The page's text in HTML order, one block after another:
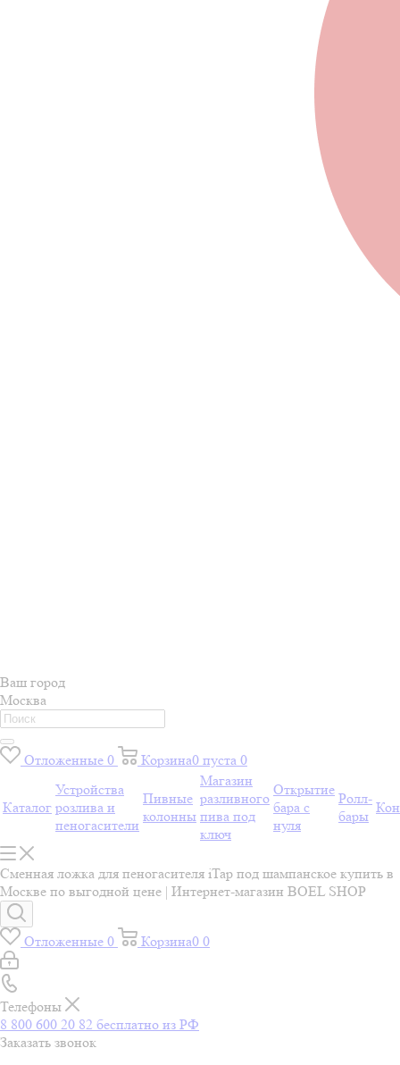
Ваш город
Москва
Отложенные 0 Корзина0 пуста 0
Каталог
Устройства
розлива и
пеногасители
Пивные
колонны
Магазин
разливного
пива под
ключ
Открытие
бара с
нуля
Ролл-
бары
Сменная ложка для пеногасителя iTap под шампанское купить в
Москве по выгодной цене | Интернет-магазин BOEL SHOP
Отложенные 0 Корзина0 0
Телефоны
8 800 600 20 82 бесплатно из РФ
Заказать звонок